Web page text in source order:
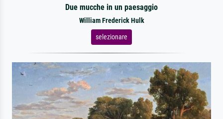
Due mucche in un paesaggio
William Frederick Hulk
selezionare